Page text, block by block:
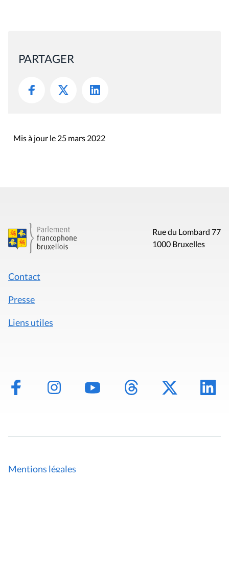
PARTAGER
Mis à jour le 25 mars 2022
Rue du Lombard 77
1000 Bruxelles
Contact
Presse
Liens utiles
Mentions légales